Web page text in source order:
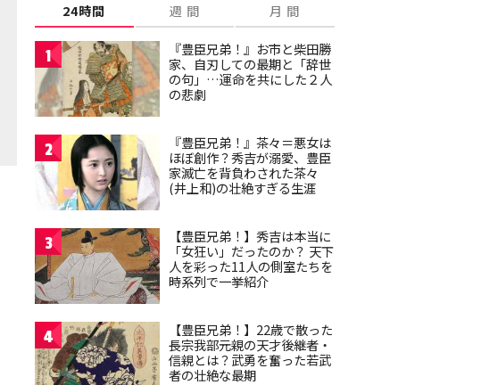
24時間 週 間 月 間
1
『豊臣兄弟！』お市と柴田勝
家、自刃しての最期と「辞世
の句」…運命を共にした２人
の悲劇
2
『豊臣兄弟！』茶々＝悪女は
ほぼ創作？秀吉が溺愛、豊臣
家滅亡を背負わされた茶々
(井上和)の壮絶すぎる生涯
3
【豊臣兄弟！】秀吉は本当に
「女狂い」だったのか？ 天下
人を彩った11人の側室たちを
時系列で一挙紹介
4
【豊臣兄弟！】22歳で散った
長宗我部元親の天才後継者・
信親とは？武勇を奮った若武
者の壮絶な最期